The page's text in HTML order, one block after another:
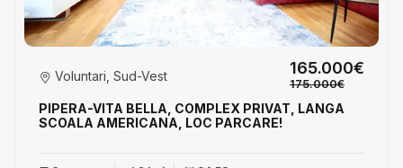
PIPERA-VITA BELLA, COMPLEX PRIVAT, LANGA
SCOALA AMERICANA, LOC PARCARE!
Voluntari, Sud-Vest 165.000€
175.000€